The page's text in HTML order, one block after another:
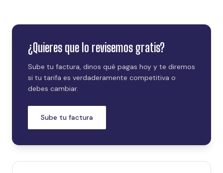
¿Quieres que lo revisemos gratis?
Sube tu factura, dinos qué pagas hoy y te diremos
si tu tarifa es verdaderamente competitiva o
debes cambiar.
Sube tu factura